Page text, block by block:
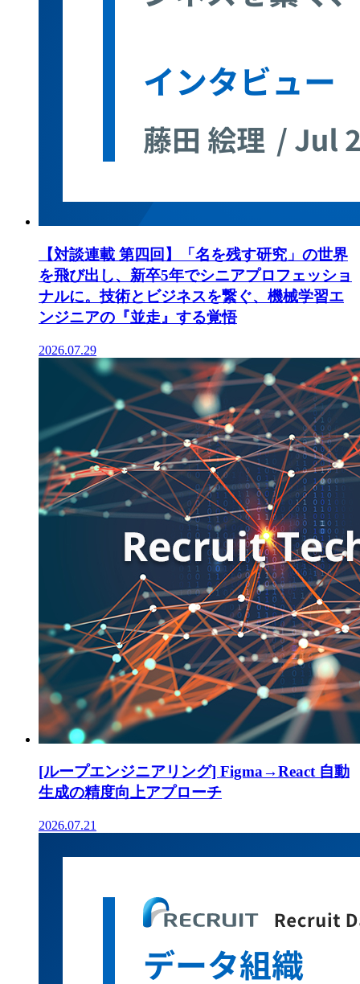
【対談連載 第四回】「名を残す研究」の世界
を飛び出し、新卒5年でシニアプロフェッショ
ナルに。技術とビジネスを繋ぐ、機械学習エ
ンジニアの『並走』する覚悟
2026.07.29
[ループエンジニアリング] Figma→React 自動
生成の精度向上アプローチ
2026.07.21